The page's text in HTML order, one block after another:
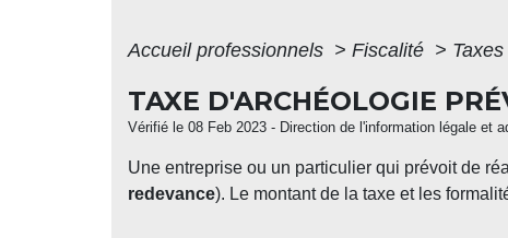
Accueil professionnels > Fiscalité >
TAXE D'ARCHÉOLOGIE
Vérifié le 08 Feb 2023 - Direction de l'information légale et
Une entreprise ou un particulier qui prévoit de
redevance). Le montant de la taxe et les